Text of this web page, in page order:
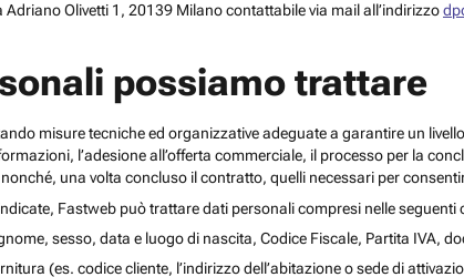
Adriano Olivetti 1, 20139 Milano contattabile via mail all’indirizzo
possiamo trattare
misure tecniche ed organizzative adeguate a garantire un
l’adesione all’offerta commerciale, il processo per la
una volta concluso il contratto, quelli necessari per
Fastweb può trattare dati personali compresi nelle seguenti
sesso, data e luogo di nascita, Codice Fiscale, Partita IVA,
(es. codice cliente, l’indirizzo dell’abitazione o sede di